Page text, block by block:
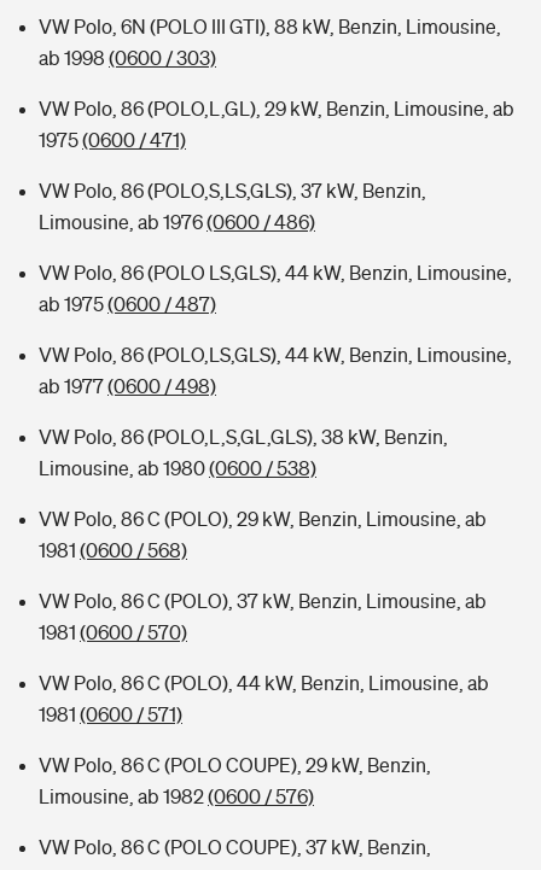
VW Polo, 6N (POLO III GTI), 88 kW, Benzin, Limousine,
ab 1998 (0600 / 303)
VW Polo, 86 (POLO,L,GL), 29 kW, Benzin, Limousine, ab
1975(0600 / 471)
VW Polo, 86 (POLO,S,LS,GLS), 37 kW, Benzin,
Limousine, ab 1976(0600 / 486)
VW Polo, 86 (POLO LS,GLS), 44 kW, Benzin, Limousine,
ab 1975(0600 / 487)
VW Polo, 86 (POLO,LS,GLS), 44 kW, Benzin, Limousine,
ab 1977(0600 / 498)
VW Polo, 86 (POLO,L,S,GL,GLS), 38 kW, Benzin,
Limousine, ab 1980(0600 / 538)
VW Polo, 86 C (POLO), 29 kW, Benzin, Limousine, ab
1981 (0600 / 568)
VW Polo, 86 C (POLO), 37 kW, Benzin, Limousine, ab
1981 (0600 / 570)
VW Polo, 86 C (POLO), 44 kW, Benzin, Limousine, ab
1981 (0600 / 571)
VW Polo, 86 C (POLO COUPE), 29 kW, Benzin,
Limousine, ab 1982(0600 / 576)
VW Polo, 86 C (POLO COUPE), 37 kW, Benzin,